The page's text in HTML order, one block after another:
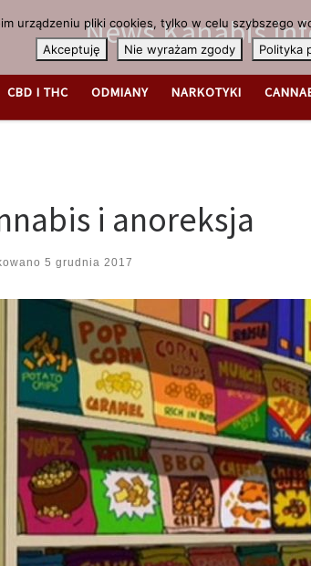
CBD I THC ODMIANY NARKOTYKI
i anoreksja
5 grudnia 2017
urządzeniu pliki cookies, tylko w celu szybszego
Akceptuję
Nie wyrażam zgody Polityka